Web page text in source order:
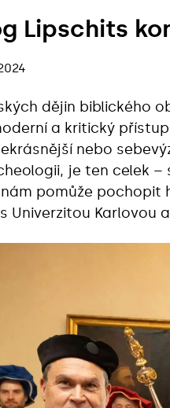
Lipschits
dějin biblického
a kritický
nebo
je ten celek
pomůže pochopit
Univerzitou Karlovou